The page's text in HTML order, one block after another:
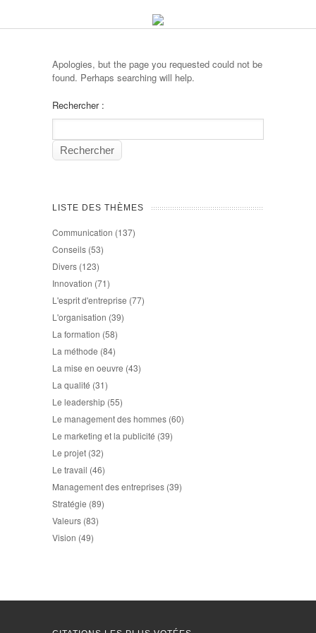
Apologies, but the page you requested could not be
found. Perhaps searching will help.
Rechercher :
LISTE DES THÈMES
Communication (137)
Conseils (53)
Divers (123)
Innovation (71)
L'esprit d'entreprise (77)
L'organisation (39)
La formation (58)
La méthode (84)
La mise en oeuvre (43)
La qualité (31)
Le leadership (55)
Le management des hommes (60)
Le marketing et la publicité (39)
Le projet (32)
Le travail (46)
Management des entreprises (39)
Stratégie (89)
Valeurs (83)
Vision (49)